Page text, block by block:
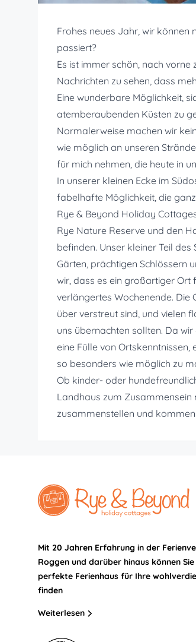
Frohes neues Jahr, wir können
passiert?
Es ist immer schön, nach vorne
Nachrichten zu sehen, dass
Eine wunderbare Möglichkeit,
atemberaubenden Küsten zu
Normalerweise machen wir
wie möglich an unseren
für mich nehmen, die heute in
In unserer kleinen Ecke im
fabelhafte Möglichkeit, die
Rye & Beyond Holiday
Rye Nature Reserve und den
befinden. Unser kleiner Teil
Gärten, prächtigen Schlössern
wir, dass es ein großartiger Ort
verlängertes Wochenende. Die
über verstreut sind, und vielen
uns übernachten sollten. Da
eine Fülle von
so besonders wie möglich zu
Ob kinder- oder
Landhaus zum Zusammensein
zusammenstellen und
Mit 20 Jahren Erfahrung in der
Roggen und darüber hinaus können
perfekte Ferienhaus für Ihre
finden
Weiterlesen